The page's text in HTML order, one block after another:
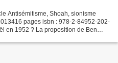
Antisémitisme, Shoah, sionisme
pages isbn : 978-2-84952-202-
en 1952 ? La proposition de Ben